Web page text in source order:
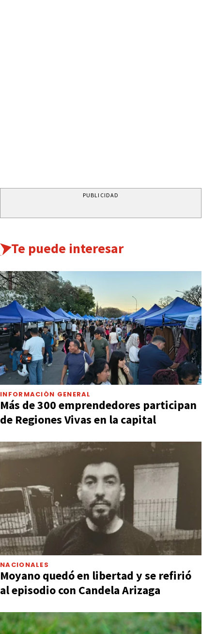
PUBLICIDAD
Te puede interesar
INFORMACIÓN GENERAL
Más de 300 emprendedores participan
de Regiones Vivas en la capital
NACIONALES
Moyano quedó en libertad y se refirió
al episodio con Candela Arizaga